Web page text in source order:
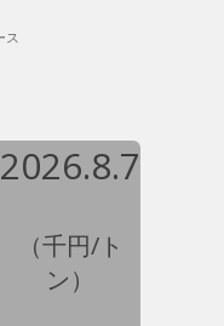
ス
2026.8.7
（千円/ト
ン）